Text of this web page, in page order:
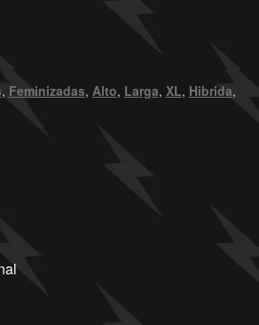
, Feminizadas, Alto, Larga, XL, Hibrida,